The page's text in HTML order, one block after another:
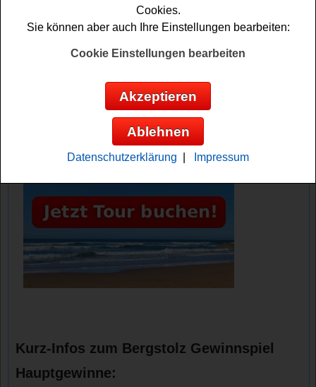
Bergstolz verlost hochwertige Rossignol
Kurz-Infos zum Bergstolz Gewinnspiel
Hauptgewinne:
Cookies.
Sie können aber auch Ihre Einstellungen bearbeiten:
Cookie Einstellungen bearbeiten
Akzeptieren
Ablehnen
Datenschutzerklärung Impressum